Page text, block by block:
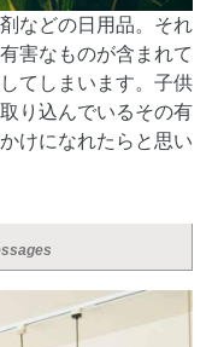
などの日用品。それ
害なものが含まれて
てしまいます。子供
り込んでいるその有
けになれたらと思い